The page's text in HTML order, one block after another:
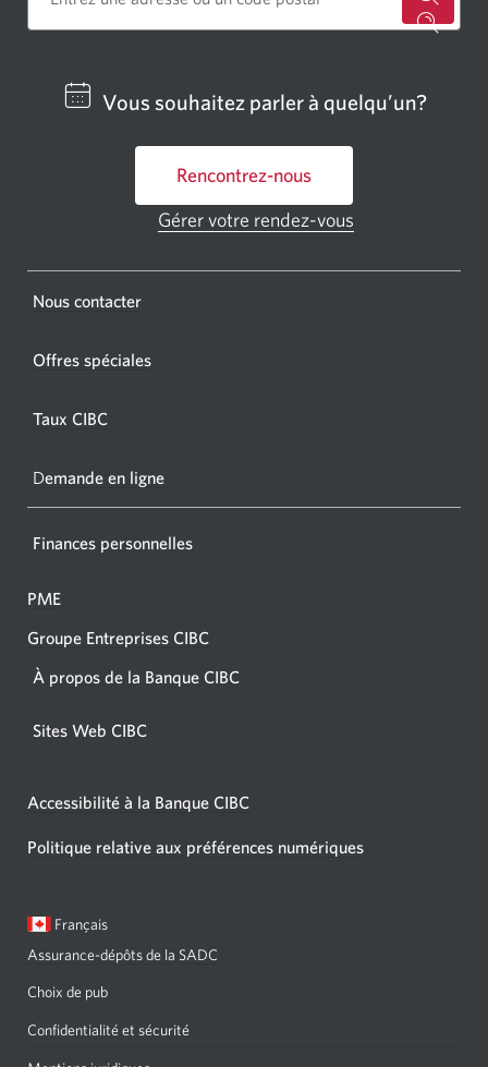
centre
Une
Vous souhaitez parler à quelqu’un?
Rencontrez-nous
Une
fenêtre
Gérer votre rendez-vous
Nous contacter
Offres spéciales
Taux CIBC
Demande en ligne
Finances personnelles
PME
Groupe Entreprises CIBC
À propos de la Banque CIBC
Sites Web CIBC
Accessibilité à la Banque CIBC
Politique relative aux préférences numériques
Langue
Français
de
Assurance-dépôts de la SADC
Choix de pub
Confidentialité et sécurité